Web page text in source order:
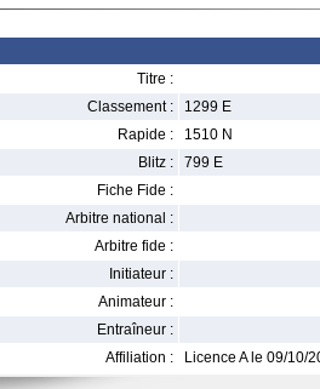
Titre :
Classement :
1299 E
Rapide :
1510 N
Blitz :
799 E
Fiche Fide :
Arbitre national :
Arbitre fide :
Initiateur :
Animateur :
Entraîneur :
Affiliation :
Licence A le 09/10/